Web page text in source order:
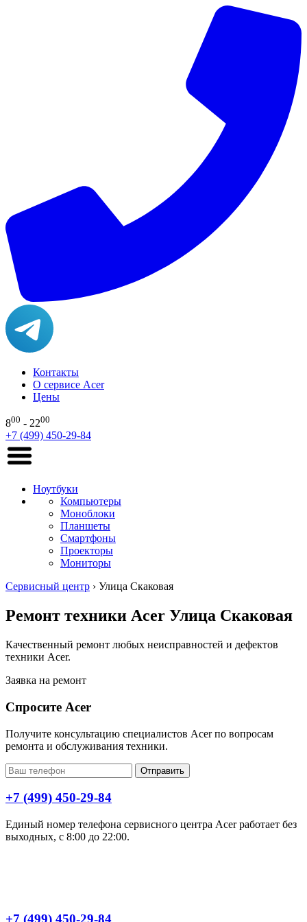
Контакты
О сервисе Acer
Цены
800 - 2200
+7 (499) 450-29-84
Ноутбуки
Компьютеры
Моноблоки
Планшеты
Смартфоны
Проекторы
Мониторы
Сервисный центр › Улица Скаковая
Ремонт техники Acer Улица Скаковая
Качественный ремонт любых неисправностей и дефектов
техники Acer.
Заявка на ремонт
Спросите Acer
Получите консультацию специалистов Acer по вопросам
ремонта и обслуживания техники.
Отправить
+7 (499) 450-29-84
Единый номер телефона сервисного центра Acer работает без
выходных, с 8:00 до 22:00.
+7 (499) 450-29-84